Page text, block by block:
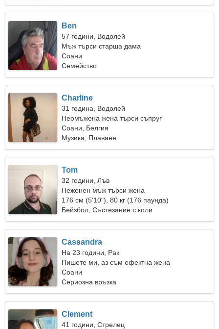
Ben
57 години, Водолей
Мъж търси старша дама
Соани
Семейство
Charline
31 година, Водолей
Неомъжена жена търси съпруг
Соани, Белгия
Музика, Плаване
Tom
32 години, Лъв
Неженен мъж търси жена
176 см (5'10"), 80 кг (176 паунда)
Бейзбол, Състезание с коли
Cassandra
На 23 години, Рак
Пишете ми, аз съм ефектна жена
Соани
Сериозна връзка
Clement
41 години, Стрелец